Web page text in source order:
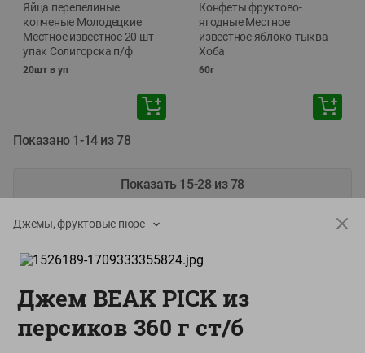
Яйца перепелиные
копченые Молодецкие
Местное известное 20 шт
упак Солигорска п/ф
20шт в уп
Конфеты фруктово-
ягодные Местное
известное яблоко-тыква
Хоба
60г
Показано 1-14 из 78
Показать 15-28 из 78
Каталог товаров
Специально для вас
О сервисе
Джемы, фруктовые пюре
Джем BEAK PICK из
персиков 360 г ст/б